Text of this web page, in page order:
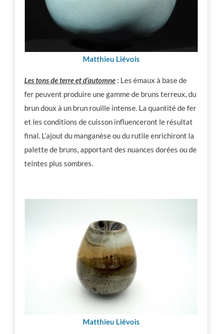
Matthieu Liévois
Les tons de terre et d’automne : Les émaux à base de
fer peuvent produire une gamme de bruns terreux, du
brun doux à un brun rouille intense. La quantité de fer
et les conditions de cuisson influenceront le résultat
final. L’ajout du manganèse ou du rutile enrichiront la
palette de bruns, apportant des nuances dorées ou de
teintes plus sombres.
Matthieu Liévois